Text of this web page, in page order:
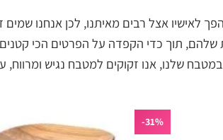
לאישיו אצל רבים מאיתנו, לכן אנחנו
תוך כדי הקפדה על הפרטים הכי
שלנו, אנו זקוקים למטבח נגיש
31%-